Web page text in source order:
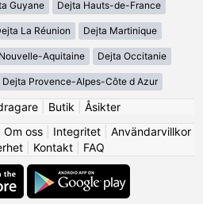
Guyane Dejta Hauts-de-France
La Réunion Dejta Martinique
Aquitaine Dejta Occitanie
Dejta Provence-Alpes-Côte d Azur
| Butik
Åsikter
Om oss| Integritet| Användarvillkor
| Kontakt| FAQ